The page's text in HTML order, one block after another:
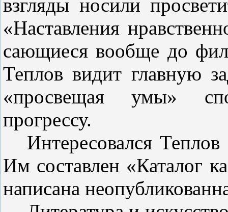
взгляды носили
«Наставления
сающиеся вообще до
Теплов видит главную
«просвещая умы»
прогрессу.
Интересовался
Им со­ставлен «Каталог
написана